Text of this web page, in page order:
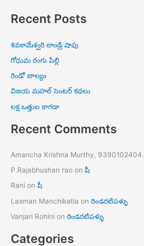
Recent Posts
శివకామేశ్వరి లాండ్రి షాపు
గోధుమ రంగు పిల్లి
రెండో బాల్యం
విజయ మహల్ సెంటర్ కథలు
లక్ష ఒత్తుల కాగడా
Recent Comments
Amancha Krishna Murthy, 9390102404.
P.Rajabhushan rao onషీ
Rani onషీ
Laxman Manchikatla onరెండరటిపళ్ళు
Vanjari Rohini onరెండరటిపళ్ళు
Categories